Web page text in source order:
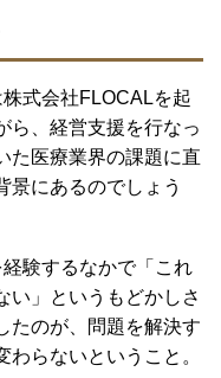
式会社FLOCALを起
ら、経営支援を行なっ
た医療業界の課題に直
景にあるのでしょう
験するなかで「これ
い」というもどかしさ
たのが、問題を解決す
らないということ。